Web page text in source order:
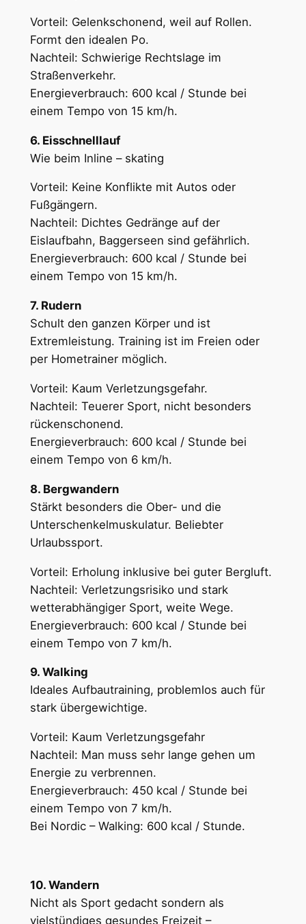
Vorteil: Gelenkschonend, weil auf Rollen.
Formt den idealen Po.
Nachteil: Schwierige Rechtslage im
Straßenverkehr.
Energieverbrauch: 600 kcal / Stunde bei
einem Tempo von 15 km/h.
6. Eisschnelllauf
Wie beim Inline – skating
Vorteil: Keine Konflikte mit Autos oder
Fußgängern.
Nachteil: Dichtes Gedränge auf der
Eislaufbahn, Baggerseen sind gefährlich.
Energieverbrauch: 600 kcal / Stunde bei
einem Tempo von 15 km/h.
7. Rudern
Schult den ganzen Körper und ist
Extremleistung. Training ist im Freien oder
per Hometrainer möglich.
Vorteil: Kaum Verletzungsgefahr.
Nachteil: Teuerer Sport, nicht besonders
rückenschonend.
Energieverbrauch: 600 kcal / Stunde bei
einem Tempo von 6 km/h.
8. Bergwandern
Stärkt besonders die Ober- und die
Unterschenkelmuskulatur. Beliebter
Urlaubssport.
Vorteil: Erholung inklusive bei guter Bergluft.
Nachteil: Verletzungsrisiko und stark
wetterabhängiger Sport, weite Wege.
Energieverbrauch: 600 kcal / Stunde bei
einem Tempo von 7 km/h.
9. Walking
Ideales Aufbautraining, problemlos auch für
stark übergewichtige.
Vorteil: Kaum Verletzungsgefahr
Nachteil: Man muss sehr lange gehen um
Energie zu verbrennen.
Energieverbrauch: 450 kcal / Stunde bei
einem Tempo von 7 km/h.
Bei Nordic – Walking: 600 kcal / Stunde.
10. Wandern
Nicht als Sport gedacht sondern als
vielstündiges gesundes Freizeit –